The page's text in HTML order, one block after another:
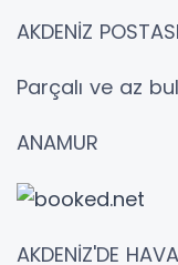
AKDENİZ POSTASI
Parçalı ve az
ANAMUR
AKDENİZ'DE HAVA